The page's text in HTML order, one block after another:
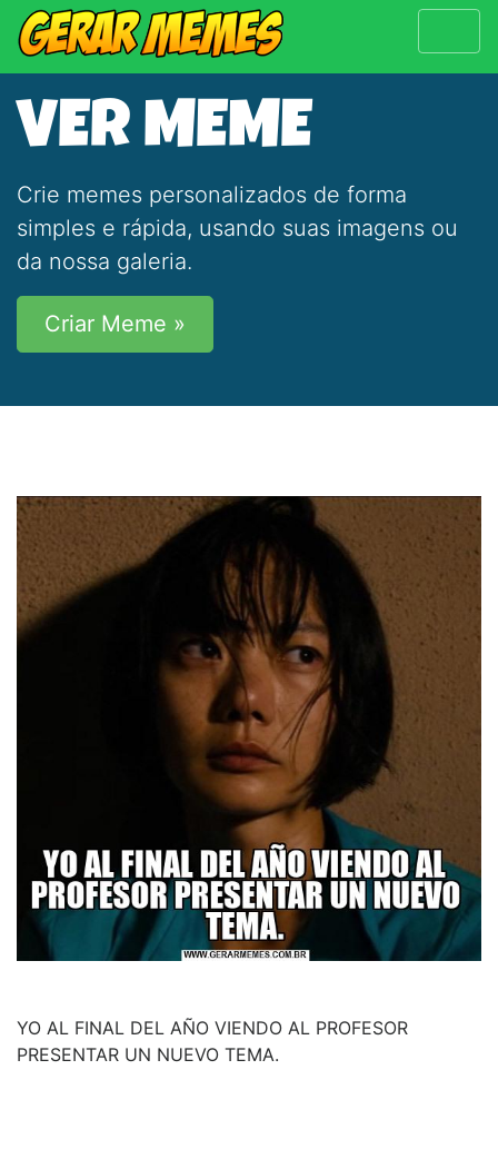
VER MEME
Crie memes personalizados de forma
simples e rápida, usando suas imagens ou
da nossa galeria.
Criar Meme »
YO AL FINAL DEL AÑO VIENDO AL PROFESOR
PRESENTAR UN NUEVO TEMA.